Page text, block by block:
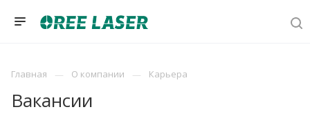
Главная О компании Карьера
Вакансии